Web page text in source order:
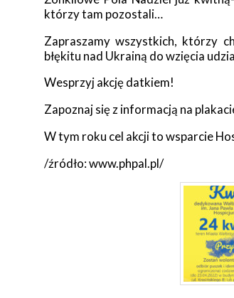
którzy tam pozostali…
Zapraszamy wszystkich, którzy
błękitu nad Ukrainą do wzięcia
Wesprzyj akcję datkiem!
Zapoznaj się z informacją na
W tym roku cel akcji to wsparcie
/źródło: www.phpal.pl/